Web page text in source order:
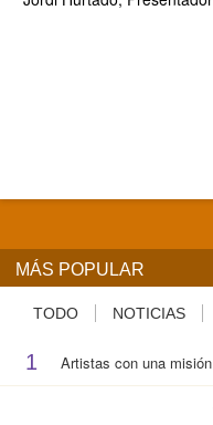
MÁS POPULAR
TODO NOTICIAS
1 Artistas con una misión